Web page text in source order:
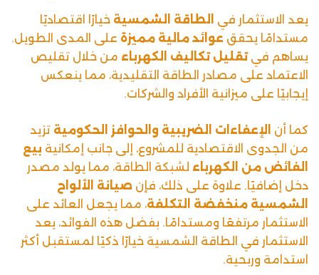
يعد الاستثمار في الطاقة الشمسية خيارًا اقتصاديًا
مستدامًا يحقق عوائد مالية مميزة على المدى الطويل.
يساهم فيتقليل تكاليف الكهرباء من خلال تقليص
الاعتماد على مصادر الطاقة التقليدية، مما ينعكس
إيجابيًا على ميزانية الأفراد والشركات.
كما أن الإعفاءات الضريبية والحوافز الحكومية تزيد
من الجدوى الاقتصادية للمشروع، إلى جانب إمكانية بيع
الفائض من الكهرباء لشبكة الطاقة، مما يولد مصدر
دخل إضافيًا. علاوة على ذلك، فإن صيانة الألواح
الشمسية منخفضة التكلفة، مما يجعل العائد على
الاستثمار مرتفعًا ومستدامًا. بفضل هذه الفوائد، يعد
الاستثمار في الطاقة الشمسية خيارًا ذكيًا لمستقبل أكثر
استدامة وربحية.